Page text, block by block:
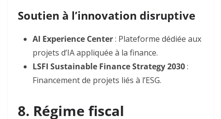
Soutien à l’innovation disruptive
AI Experience Center: Plateforme dédiée aux
projets d’IA appliquée à la finance.
LSFI Sustainable Finance Strategy 2030:
Financement de projets liés à l’ESG.
8. Régime fiscal